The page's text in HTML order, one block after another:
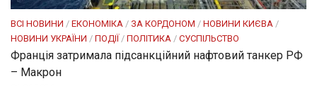
ВСІ НОВИНИ / ЕКОНОМІКА / ЗА КОРДОНОМ / НОВИНИ КИЄВА /
НОВИНИ УКРАЇНИ / ПОДІЇ / ПОЛІТИКА / СУСПІЛЬСТВО
Франція затримала підсанкційний нафтовий танкер РФ
– Макрон